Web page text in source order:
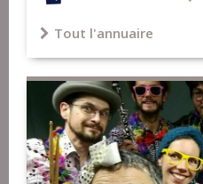
Tout l'annuaire